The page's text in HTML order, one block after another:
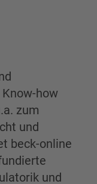
how
zum
und
beck-online
und